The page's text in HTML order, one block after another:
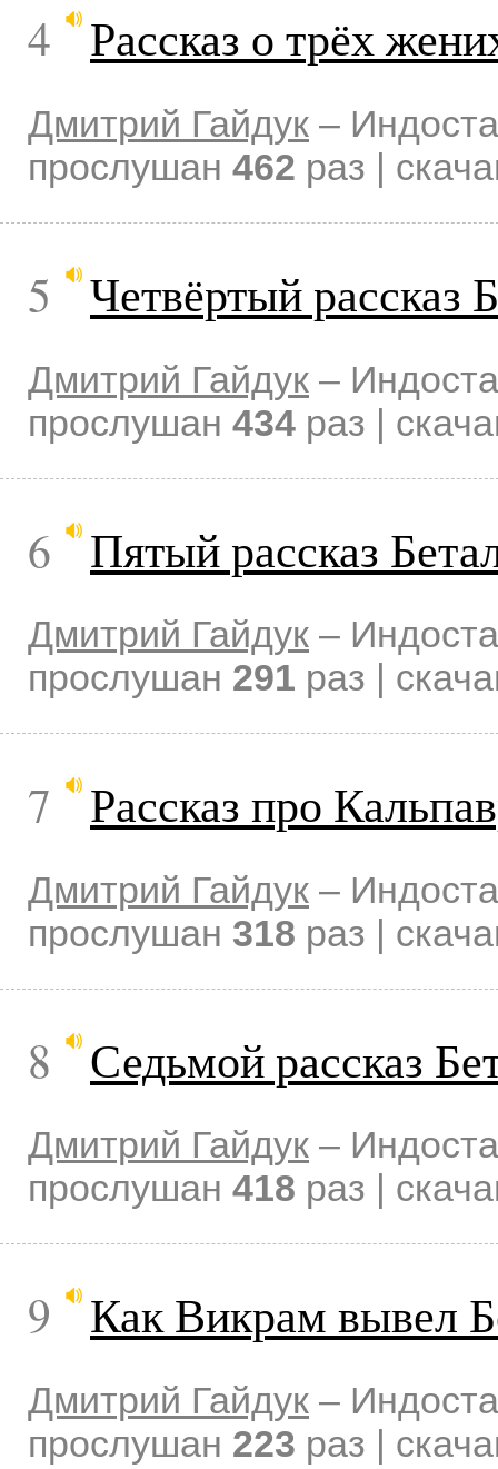
4 Рассказ о трёх
Дмитрий Гайдук –
прослушан 462 раз |
5 Четвёртый рассказ
Дмитрий Гайдук –
прослушан 434 раз |
6 Пятый рассказ
Дмитрий Гайдук –
прослушан 291 раз |
7 Рассказ про
Дмитрий Гайдук –
прослушан 318 раз |
8 Седьмой рассказ
Дмитрий Гайдук –
прослушан 418 раз |
9 Как Викрам вывел
Дмитрий Гайдук –
прослушан 223 раз |